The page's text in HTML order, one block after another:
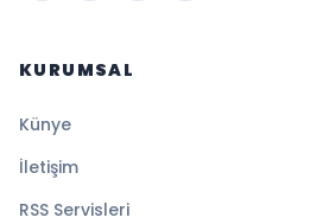
KURUMSAL
Künye
İletişim
RSS Servisleri